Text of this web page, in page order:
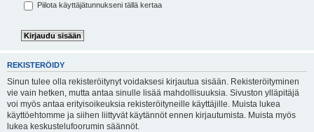
Piilota käyttäjätunnukseni tällä kertaa
REKISTERÖIDY
Sinun tulee olla rekisteröitynyt voidaksesi kirjautua sisään. Rekisteröityminen
vie vain hetken, mutta antaa sinulle lisää mahdollisuuksia. Sivuston ylläpitäjä
voi myös antaa erityisoikeuksia rekisteröityneille käyttäjille. Muista lukea
käyttöehtomme ja siihen liittyvät käytännöt ennen kirjautumista. Muista myös
lukea keskustelufoorumin säännöt.